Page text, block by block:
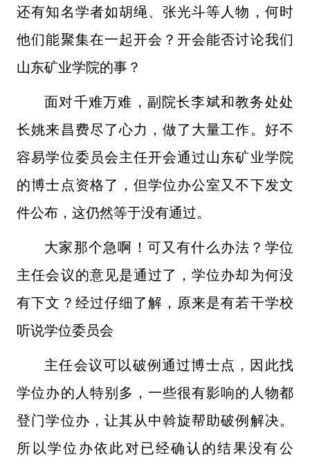
还有知名学者如胡绳、张光斗等人物，何时
他们能聚集在一起开会？开会能否讨论我们
山东矿业学院的事？
面对千难万难，副院长李斌和教务处处
长姚来昌费尽了心力，做了大量工作。好不
容易学位委员会主任开会通过山东矿业学院
的博士点资格了，但学位办公室又不下发文
件公布，这仍然等于没有通过。
大家那个急啊！可又有什么办法？学位
主任会议的意见是通过了，学位办却为何没
有下文？经过仔细了解，原来是有若干学校
听说学位委员会
主任会议可以破例通过博士点，因此找
学位办的人特别多，一些很有影响的人物都
登门学位办，让其从中斡旋帮助破例解决。
所以学位办依此对已经确认的结果没有公